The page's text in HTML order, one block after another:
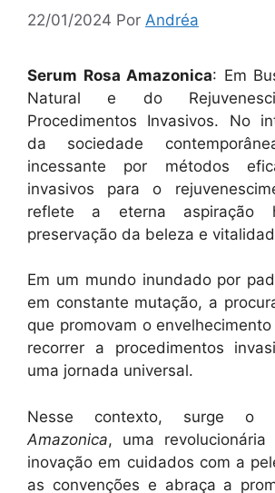
22/01/2024 Por Andréa
Serum Rosa Amazonica: Em
Natural e do
Procedimentos Invasivos. No
da sociedade
incessante por métodos
invasivos para o
reflete a eterna aspiração
preservação da beleza e
Em um mundo inundado por
em constante mutação, a
que promovam o
recorrer a procedimentos
uma jornada universal.
Nesse contexto, surge o
Amazonica, uma revolucionária
inovação em cuidados com a
as convenções e abraça a